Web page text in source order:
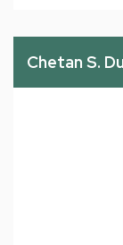
Chetan S.